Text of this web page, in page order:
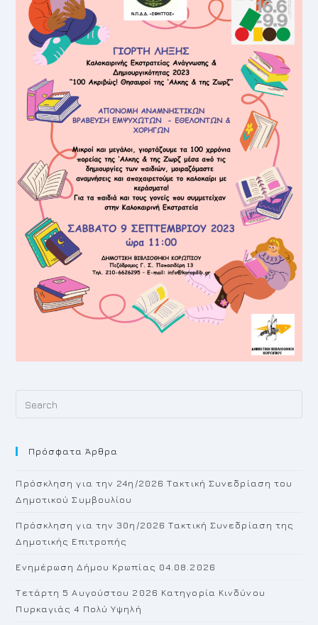
Πρόσφατα Άρθρα
Πρόσκληση για την 24η/2026 Τακτική Συνεδρίαση του
Δημοτικού Συμβουλίου
Πρόσκληση για την 30η/2026 Τακτική Συνεδρίαση της
Δημοτικής Επιτροπής
Ενημέρωση Δήμου Κρωπίας 04.08.2026
Τετάρτη 5 Αυγούστου 2026 Κατηγορία Κινδύνου
Πυρκαγιάς 4 Πολύ Υψηλή